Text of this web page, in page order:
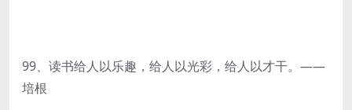
99、读书给人以乐趣，给人以光彩，给人以才干。——
培根